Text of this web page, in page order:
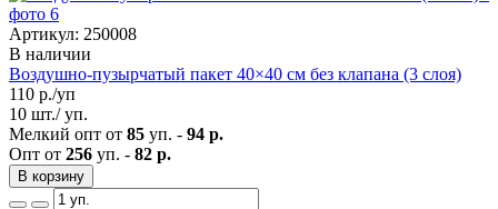
Артикул: 250008
В наличии
Воздушно-пузырчатый пакет 40×40 см без клапана (3 слоя)
110 р./уп
10 шт./ уп.
Мелкий опт от 85 уп. - 94 р.
Опт от 256 уп. - 82 р.
В корзину